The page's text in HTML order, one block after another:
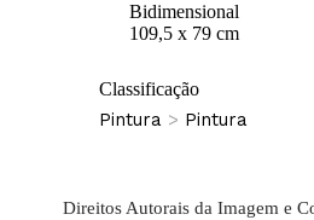
Bidimensional
109,5 x 79 cm
Classificação
Pintura > Pintura
Direitos Autorais da Imagem e